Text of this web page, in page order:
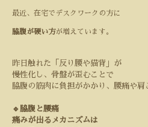
最近、在宅でデスクワークの方に
脇腹が硬い方が増えています。
昨日触れた「反り腰や猫背」が
慢性化し、骨盤が歪むことで
脇腹の筋肉に負担がかかり、腰痛や肩
🔹脇腹と腰痛
痛みが出るメカニズムは